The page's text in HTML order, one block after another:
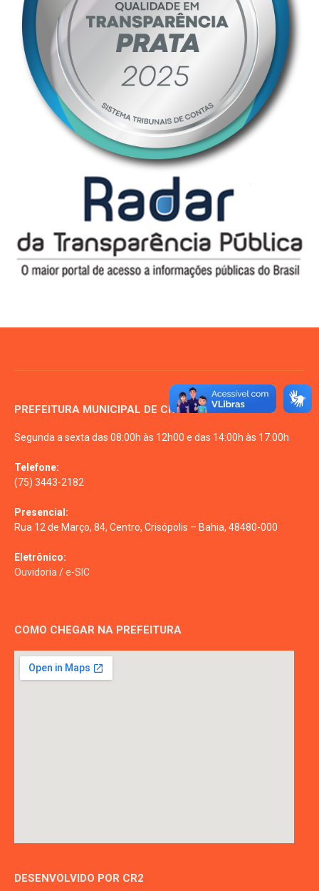
PREFEITURA MUNICIPAL DE CRISÓPOLIS - BA
Segunda a sexta das 08:00h às 12h00 e das 14:00h às 17:00h
Telefone:
(75) 3443-2182
Presencial:
Rua 12 de Março, 84, Centro, Crisópolis – Bahia, 48480-000
Eletrônico:
Ouvidoria/e-SIC
COMO CHEGAR NA PREFEITURA
DESENVOLVIDO POR CR2